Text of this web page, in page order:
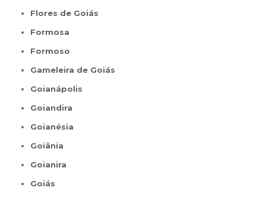
Flores de Goiás
Formosa
Formoso
Gameleira de Goiás
Goianápolis
Goiandira
Goianésia
Goiânia
Goianira
Goiás